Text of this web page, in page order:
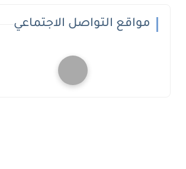
مواقع التواصل الاجتماعي